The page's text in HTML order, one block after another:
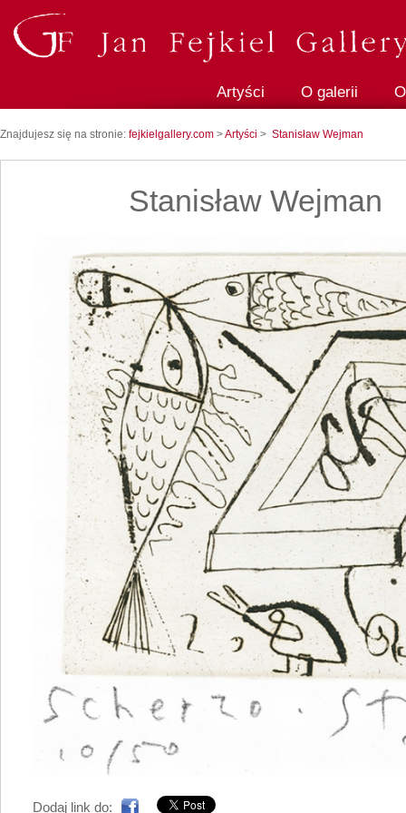
Artyści O galerii
Znajdujesz się na stronie: fejkielgallery.com >Artyści > Stanisław Wejman
Stanisław Wejman
Dodaj link do: